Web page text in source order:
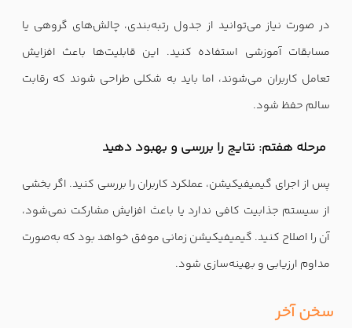
در صورت نیاز می‌توانید از جدول رتبه‌بندی، چالش‌های گروهی یا
مسابقات آموزشی استفاده کنید. این قابلیت‌ها باعث افزایش
تعامل کاربران می‌شوند، اما باید به شکلی طراحی شوند که رقابت
سالم حفظ شود.
مرحله هفتم: نتایج را بررسی و بهبود دهید
پس از اجرای گیمیفیکیشن، عملکرد کاربران را بررسی کنید. اگر بخشی
از سیستم جذابیت کافی ندارد یا باعث افزایش مشارکت نمی‌شود،
آن را اصلاح کنید. گیمیفیکیشن زمانی موفق خواهد بود که به‌صورت
مداوم ارزیابی و بهینه‌سازی شود.
سخن آخر